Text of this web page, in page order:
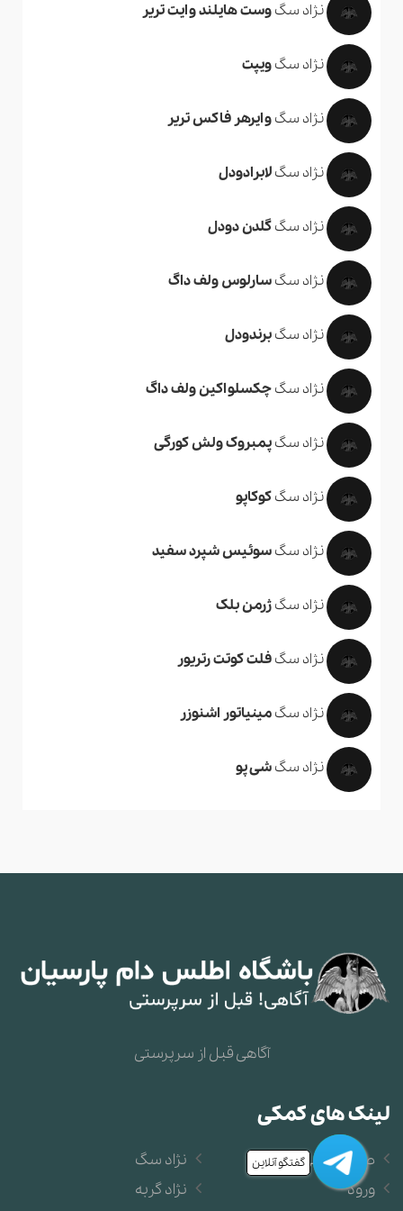
نژاد سگوست هایلند وایت تریر
نژاد سگویپت
نژاد سگوایرهر فاکس تریر
نژاد سگلابرادودل
نژاد سگگلدن دودل
نژاد سگسارلوس ولف داگ
نژاد سگبرندودل
نژاد سگچکسلواکین ولف داگ
نژاد سگپمبروک ولش کورگی
نژاد سگکوکاپو
نژاد سگسوئیس شپرد سفید
نژاد سگژرمن بلک
نژاد سگفلت کوتت رتریور
نژاد سگمینیاتور اشنوزر
نژاد سگشی پو
گفتگو آنلاین
آگاهی قبل از سرپرستی
لینک های کمکی
نژاد سگ
نژاد گربه
صفحه اصلی
ورود